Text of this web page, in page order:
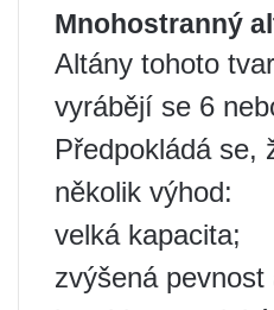
Mnohostranný
Altány tohoto
vyrábějí se 6
Předpokládá se,
několik výhod:
velká kapacita;
zvýšená pevnost